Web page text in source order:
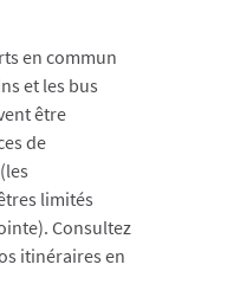
en commun
et les bus
être
de
limités
Consultez
itinéraires en